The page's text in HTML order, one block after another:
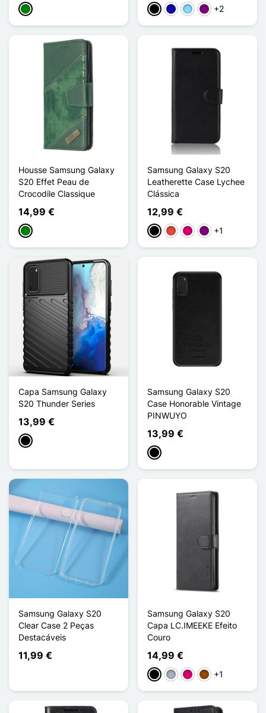
Verde PretoAzul Escuro
Azul Claro
Púrpura
+2
Housse Samsung Galaxy
S20 Effet Peau de
Crocodile Classique
14,99 €
Verde
Samsung Galaxy S20
Leatherette Case Lychee
Clássica
12,99 €
PretoVermelho
Magenta
Púrpura
+1
Capa Samsung Galaxy
S20 Thunder Series
13,99 €
Preto
Samsung Galaxy S20
Case Honorable Vintage
PINWUYO
13,99 €
Preto
Samsung Galaxy S20
Clear Case 2 Peças
Destacáveis
11,99 €
Samsung Galaxy S20
Capa LC.IMEEKE Efeito
Couro
14,99 €
PretoCinzentoMagenta
Castanho
+1